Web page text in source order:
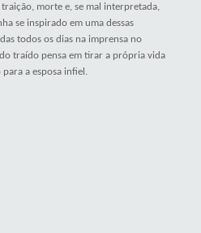
morte e, se mal interpretada,
se inspirado em uma dessas
todos os dias na imprensa no
traído pensa em tirar a própria vida
a esposa infiel.